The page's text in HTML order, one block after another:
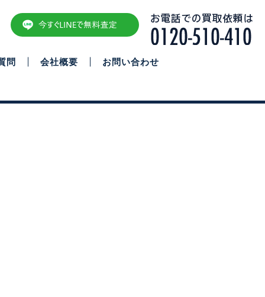
問 会社概要 お問い合わせ